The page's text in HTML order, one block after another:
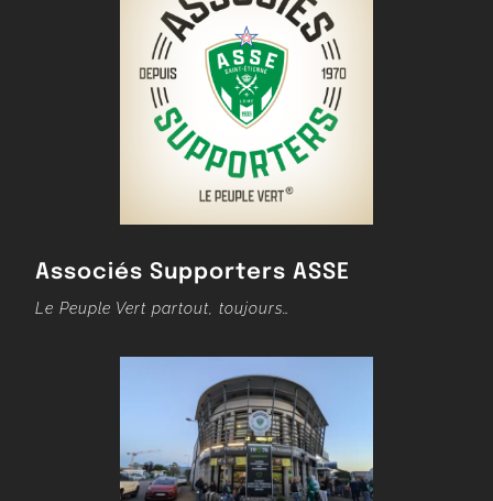
Associés Supporters ASSE
Le Peuple Vert partout, toujours…